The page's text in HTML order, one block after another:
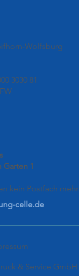
& Service GmbH
Garten 1
kein Postfach mehr.
celle.de
Wolfsburg
3030 81